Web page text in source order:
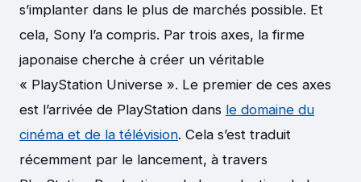
s’implanter dans le plus de marchés possible. Et
cela, Sony l’a compris. Par trois axes, la firme
japonaise cherche à créer un véritable
« PlayStation Universe ». Le premier de ces axes
est l’arrivée de PlayStation dans le domaine du
cinéma et de la télévision. Cela s’est traduit
récemment par le lancement, à travers